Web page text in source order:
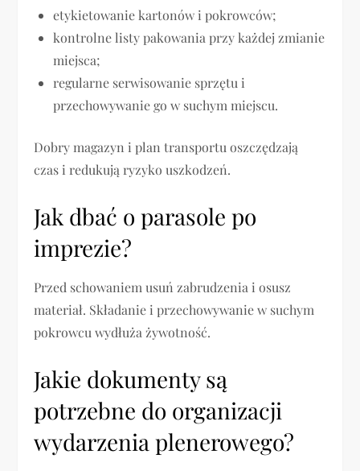
etykietowanie kartonów i pokrowców;
kontrolne listy pakowania przy każdej zmianie
miejsca;
regularne serwisowanie sprzętu i
przechowywanie go w suchym miejscu.
Dobry magazyn i plan transportu oszczędzają
czas i redukują ryzyko uszkodzeń.
Jak dbać o parasole po
imprezie?
Przed schowaniem usuń zabrudzenia i osusz
materiał. Składanie i przechowywanie w suchym
pokrowcu wydłuża żywotność.
Jakie dokumenty są
potrzebne do organizacji
wydarzenia plenerowego?